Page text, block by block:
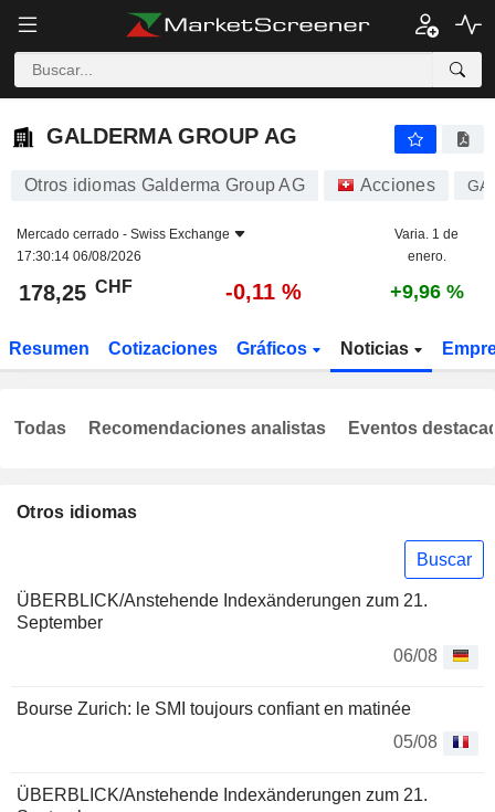
GALDERMA GROUP AG
GALDERMA GROUP AG
Otros idiomas Galderma Group AG Acciones
Mercado cerrado - Swiss Exchange
17:30:14 06/08/2026
Varia. 1 de
enero.
178,25 CHF -0,11 % +9,96 %
Resumen Cotizaciones Gráficos Noticias
Otros idiomas
Buscar
ÜBERBLICK/Anstehende Indexänderungen zum 21.
September
06/08
Bourse Zurich: le SMI toujours confiant en matinée
05/08
ÜBERBLICK/Anstehende Indexänderungen zum 21.
Todas Recomendaciones analistas Eventos